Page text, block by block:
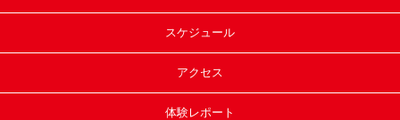
スケジュール
アクセス
体験レポート